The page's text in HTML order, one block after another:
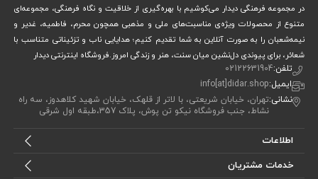
در مجموعه فرهنگی دیدار می‌کوشیم با بهره‌گیری از خلاقیت و نگاه فرهنگی، مجموعه‌ای
متنوع از محصولات ویژه‌ی مناسبت‌های ملی و مذهبی همچون محرم، فاطمیه، غدیر و
نیمه‌شعبان را به صورت آنلاین به شما تقدیم کنیم؛ هدایایی ناب و تزئیناتی متناسب با
شعائر، برای پیوندی دل‌نشین میان سنت، هنر و زندگی امروز.فروشگاه اینترنتی دیدار
تلفن:02122631904
ایمیل:info[at]didar.shop
نشانی:تهران، خیابان شریعتی، با لاتر از قلهک، خیابان شهید کلاهدوز، سه راه
نشاط، جنب فروشگاه نیکو تن پوش، پلاک 357،طبقه اول شرقی
اطلاعات
خدمات مشتریان